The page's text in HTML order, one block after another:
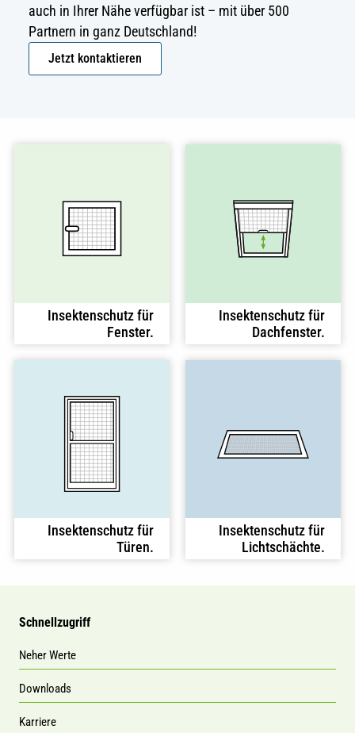
auch in Ihrer Nähe verfügbar ist – mit über 500
Partnern in ganz Deutschland!
Jetzt kontaktieren
Insektenschutz für
Fenster.
Insektenschutz für
Dachfenster.
Insektenschutz für
Türen.
Insektenschutz für
Lichtschächte.
Schnellzugriff
Neher Werte
Downloads
Karriere